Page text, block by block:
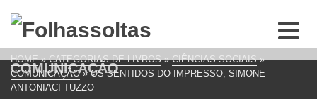
COMUNICAÇÃO
HOME » CATEGORIAS DE LIVROS » CIÊNCIAS SOCIAIS »
COMUNICAÇÃO » OS SENTIDOS DO IMPRESSO, SIMONE
ANTONIACI TUZZO